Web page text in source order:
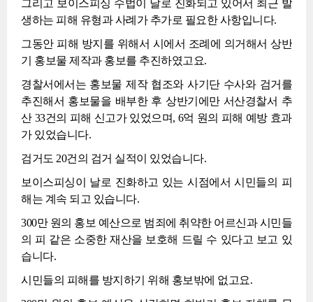
그리고 보이스피싱 수법이 날로 진화되고 있어서 최근 발
생하는 피해 유형과 사례가 추가로 필요한 사항입니다.
그동안 피해 방지를 위해서 시에서 조례에 의거해서 상반
기 홍보물 제작과 홍보를 추진하였고요.
경찰서에서는 홍보물 제작 협조와 사기단 수사와 검거를
추진해서 홍보물을 배부한 후 상반기에만 서산경찰서 추
산 33건의 피해 신고가 있었으며, 6억 원의 피해 예방 효과
가 있었습니다.
검거도 20건의 검거 실적이 있었습니다.
보이스피싱이 날로 진화하고 있는 시점에서 시민들의 피
해는 계속 되고 있습니다.
300만 원의 홍보 예산으로 범죄에 취약한 어르신과 시민들
의 피 같은 소중한 재산을 보호해 드릴 수 있다고 보고 있
습니다.
시민들의 피해를 방지하기 위해 홍보밖에 없고요.